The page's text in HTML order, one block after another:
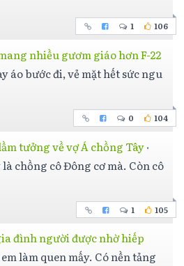
1 106
nhiều gươm giáo hơn F-22
áo bước đi, vẻ mặt hết sức ngu
0 104
tưởng về vợ Á chồng Tây·
chồng cô Đông cơ mà. Còn cô
1 105
đình người được nhờ hiếp
làm quen mấy. Có nền tảng